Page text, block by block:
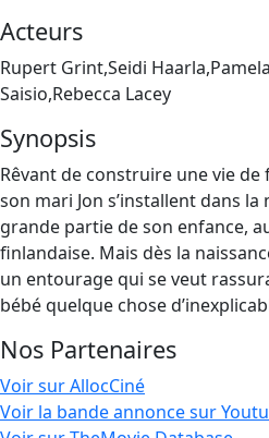
Acteurs
Rupert Grint,Seidi
Saisio,Rebecca Lacey
Synopsis
Rêvant de construire une vie de
son mari Jon s’installent dans
grande partie de son enfance,
finlandaise. Mais dès la
un entourage qui se veut
bébé quelque chose
Nos Partenaires
Voir sur AllocCiné
Voir la bande annonce sur